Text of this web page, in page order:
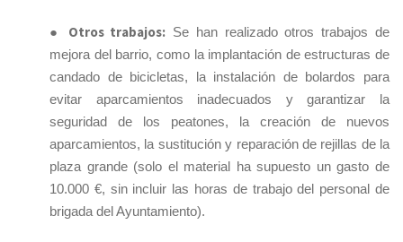
● Otros trabajos: Se han realizado otros trabajos de
mejora del barrio, como la implantación de estructuras de
candado de bicicletas, la instalación de bolardos para
evitar aparcamientos inadecuados y garantizar la
seguridad de los peatones, la creación de nuevos
aparcamientos, la sustitución y reparación de rejillas de la
plaza grande (solo el material ha supuesto un gasto de
10.000 €, sin incluir las horas de trabajo del personal de
brigada del Ayuntamiento).